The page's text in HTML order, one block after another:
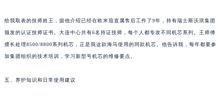
给我取表的技师姓王，据他介绍已经在欧米茄直属售后工作了9年，持有瑞士斯沃琪集团
颁发的认证技师证书。大连中心共有6名持证技师，每个人都专攻不同机芯系列。王师傅
擅长处理8500/8800系列机芯，正是我这款海马使用的同款机芯。他告诉我，每年都要参
加集团组织的技术培训，学习新型号机芯的维修要点。
五、养护知识和日常使用建议